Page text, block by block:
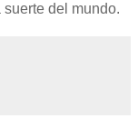
del mundo.